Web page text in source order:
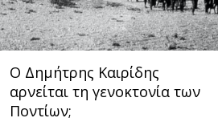
Ο Δημήτρης Καιρίδης
αρνείται τη γενοκτονία των
Ποντίων;